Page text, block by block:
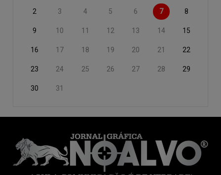
2 3 4 5 6 7 8
9 10 11 12 13 14 15
16 17 18 19 20 21 22
23 24 25 26 27 28 29
30 31